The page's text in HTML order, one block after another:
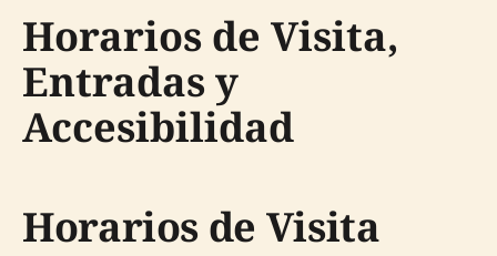
Horarios de Visita,
Entradas y
Accesibilidad
Horarios de Visita